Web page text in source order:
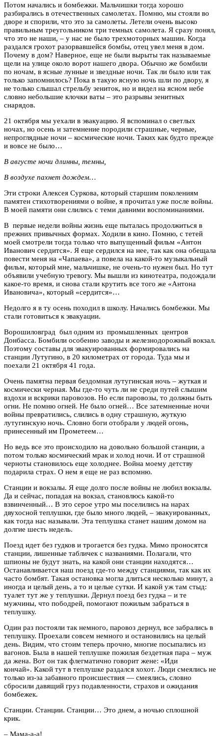
Потом начались и бомбежки. Мальчишки тогда хорошо
разбирались в отечественных самолетах. Помню, мы стояли во
дворе и спорили, что это за самолеты. Летели очень высоко
правильным треугольником три темных самолета. Я сразу понял,
что это не наши, – у нас не было трехмоторных машин. Когда
раздался грохот разорвавшейся бомбы, отец увел меня в дом.
Почему в дом? Наверное, еще не были вырыты так называемые
щели на улице около ворот нашего двора. Обычно же бомбили
по ночам, в ясные лунные и звездные ночи. Так ли было или так
только запомнилось? Пока в такую ясную ночь шли по двору, я
не только слышал стрельбу зениток, но и видел на ясном небе
словно небольшие клочки ваты – это разрывы зенитных
снарядов.
21 октября мы уехали в эвакуацию. Я вспоминал о светлых
ночах, но осень и затемнение породили страшные, черные,
непроглядные ночи – космические ночи. Таких как будто прежде
и вовсе не было…
В августе ночи длинны, темны,
В воздухе пахнет дождем…
Эти строки Алексея Суркова, который старшим поколениям
памятен стихотворениями о войне, я прочитал уже после войны.
В моей памяти они слились с теми давними воспоминаниями.
В первые недели войны жизнь еще пыталась продолжиться в
прежних привычных формах. Ходили в кино. Помню, с тетей
моей смотрели тогда только что выпущенный фильм «Антон
Иванович сердится». Я еще сердился на нее, так как она обещала
повести меня на «Чапаева», а повела на какой-то музыкальный
фильм, который мне, мальчишке, не очень-то нужен был. Но тут
объявили учебную тревогу. Мы вышли из кинотеатра, подождали
какое-то время, и снова стали крутить все того же «Антона
Ивановича», который «сердится»…
Недолго я в ту осень походил в школу. Начались бомбежки. Мы
стали готовиться к эвакуации.
Ворошиловград был одним из промышленных центров
Донбасса. Бомбили особенно заводы и железнодорожный вокзал.
Поэтому составы для эвакуированных формировались на
станции Лутугино, в 20 километрах от города. Туда мы и
поехали 21 октября 41 года.
Очень памятна первая бездомная лутугинская ночь – жуткая и
космически черная. Мы где-то чуть ли не среди путей слышим
вздохи и вскрики паровозов. Но если паровозы, то должны быть
огни. Не помню огней. Не было огней… Все затемненные ночи
войны превратились, слились в одну страшную, жуткую
лутугинскую ночь. Словно боги отобрали у людей огонь,
принесенный им Прометеем…
Но ведь все это происходило на довольно большой станции, а
потом только космический мрак и холод ночи. И от страшной
черноты становилось еще холоднее. Война моему детству
подарила страх. О нем я еще не раз вспомню.
Станции и вокзалы. Я еще долго после войны не любил вокзалы.
Да и сейчас, попадая на вокзал, становлюсь какой-то
взвинченный… В это серое утро мы поселились на нарах
двухосной теплушки, где было много людей, – эвакуированных,
как тогда нас называли. Эта теплушка станет нашим домом на
долгие шесть недель.
Поезд идет без гудков и трогается без гудка. Мимо проносятся
станции, лишенные табличек с названиями. Полагали, что
шпионы не будут знать, на какой они станции находятся…
Останавливается наш поезд где-то между станциями, так как их
часто бомбят. Такая остановка могла длиться несколько минут, а
иногда и целый день, а то и целые сутки. И какой уж там стыд:
туалет тут же у теплушки. Дернул поезд без гудка – и те
мужчины, что пободрей, помогают пожилым забраться в
теплушку.
Один раз постояли так немного, паровоз дернул, все забрались в
теплушку. Проехали совсем немного и остановились на целый
день. Видим, что стоим теперь прочно, многие посыпались из
вагонов. Была в нашей теплушке пожилая бездетная пара – муж
да жена. Вот он так флегматично говорит жене: «Иди
кончай». Какой тут в теплушке раздался хохот. Люди смеялись не
только из-за забавного происшествия — смеялись, словно
сбросили давящий груз подавленности, страхов и ожидания
бомбежек.
Станции. Станции. Станции… Это днем, а ночью сплошной
крик.
– Мама-а-а!